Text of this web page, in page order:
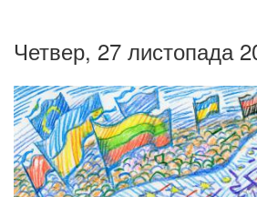
Четвер, 27 листопада